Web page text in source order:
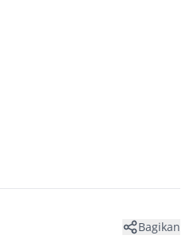
Bagikan